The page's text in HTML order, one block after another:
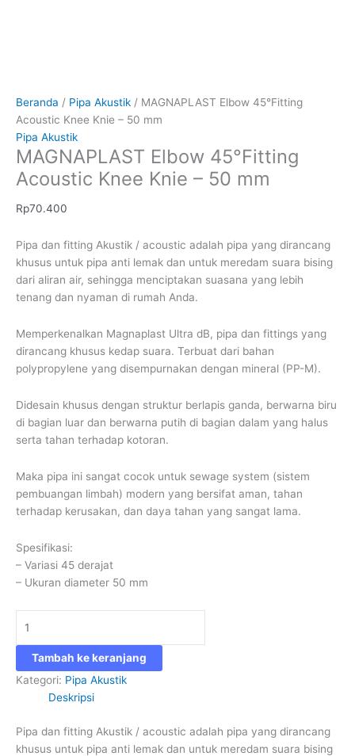
Beranda / Pipa Akustik / MAGNAPLAST Elbow 45°Fitting
Acoustic Knee Knie – 50 mm
Pipa Akustik
MAGNAPLAST Elbow 45°Fitting
Acoustic Knee Knie – 50 mm
Rp70.400
Pipa dan fitting Akustik / acoustic adalah pipa yang dirancang
khusus untuk pipa anti lemak dan untuk meredam suara bising
dari aliran air, sehingga menciptakan suasana yang lebih
tenang dan nyaman di rumah Anda.
Memperkenalkan Magnaplast Ultra dB, pipa dan fittings yang
dirancang khusus kedap suara. Terbuat dari bahan
polypropylene yang disempurnakan dengan mineral (PP-M).
Didesain khusus dengan struktur berlapis ganda, berwarna biru
di bagian luar dan berwarna putih di bagian dalam yang halus
serta tahan terhadap kotoran.
Maka pipa ini sangat cocok untuk sewage system (sistem
pembuangan limbah) modern yang bersifat aman, tahan
terhadap kerusakan, dan daya tahan yang sangat lama.
Spesifikasi:
– Variasi 45 derajat
– Ukuran diameter 50 mm
Tambah ke keranjang
Kategori: Pipa Akustik
Deskripsi
Pipa dan fitting Akustik / acoustic adalah pipa yang dirancang
khusus untuk pipa anti lemak dan untuk meredam suara bising